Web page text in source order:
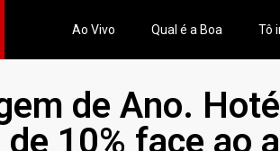
Ao Vivo Qual é a Boa Tô
de Ano.
10% face ao